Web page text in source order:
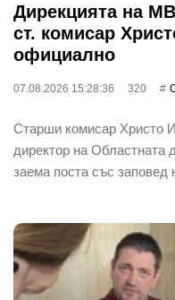
Дирекцията на
ст. комисар
официално
07.08.2026 15:28:36 320
Старши комисар Христо
директор на Областната
заема поста със